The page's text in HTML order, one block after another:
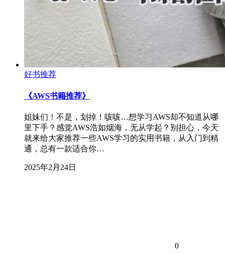
好书推荐
《AWS书籍推荐》
姐妹们！不是，划掉！咳咳…想学习AWS却不知道从哪
里下手？感觉AWS浩如烟海，无从学起？别担心，今天
就来给大家推荐一些AWS学习的实用书籍，从入门到精
通，总有一款适合你…
2025年2月24日
0